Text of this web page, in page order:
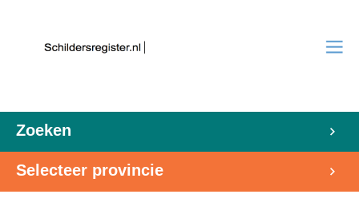
Zoeken
Selecteer provincie